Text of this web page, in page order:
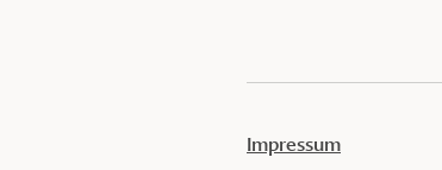
Impressum